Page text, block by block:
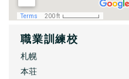
職業訓練校
札幌
本荘